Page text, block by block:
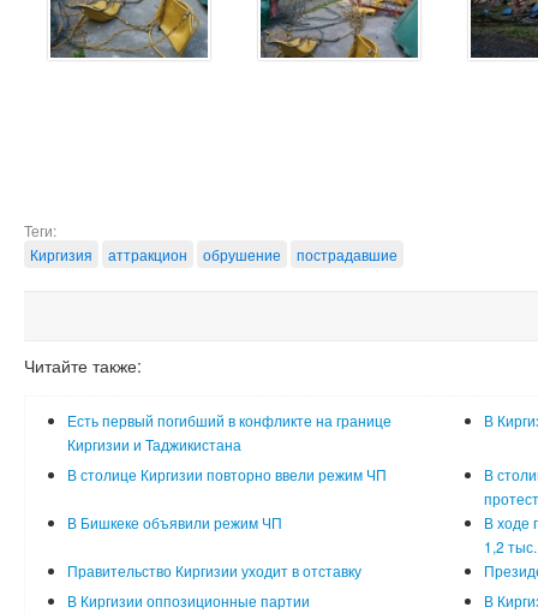
Теги:
Киргизия
аттракцион обрушение пострадавшие
Читайте также:
Есть первый погибший в конфликте на границе
Киргизии и Таджикистана
В
В столице Киргизии повторно ввели режим ЧП
В
В Бишкеке объявили режим ЧП
В ходе
1,2
Правительство Киргизии уходит в отставку
В Киргизии оппозиционные партии
В